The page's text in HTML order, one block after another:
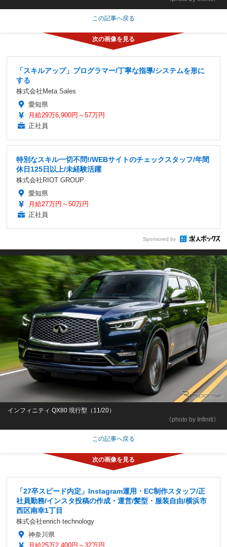
この記事へ戻る
「スキルアップ」プログラマー/丁寧な指導/システムを形に
する
株式会社Meta Sales
愛知県
月給29万6,900円～57万円
正社員
特別なスキル一切不問!/WEBサイトのチェックスタッフ/年間
休日125日以上/未経験活躍
株式会社RIOT GROUP
愛知県
月給27万円～50万円
正社員
Sponsored by
《photo by Infiniti》
インフィニティ QX80 現行型（11/20）
この記事へ戻る
「27卒スピード内定」Instagram運用・EC制作スタッフ/正
社員勤務/インスタ投稿の作成・運営/髪型・服装自由/横浜市
西区南幸1丁目
株式会社enrich technology
神奈川県
月給25万2,400円～32万円